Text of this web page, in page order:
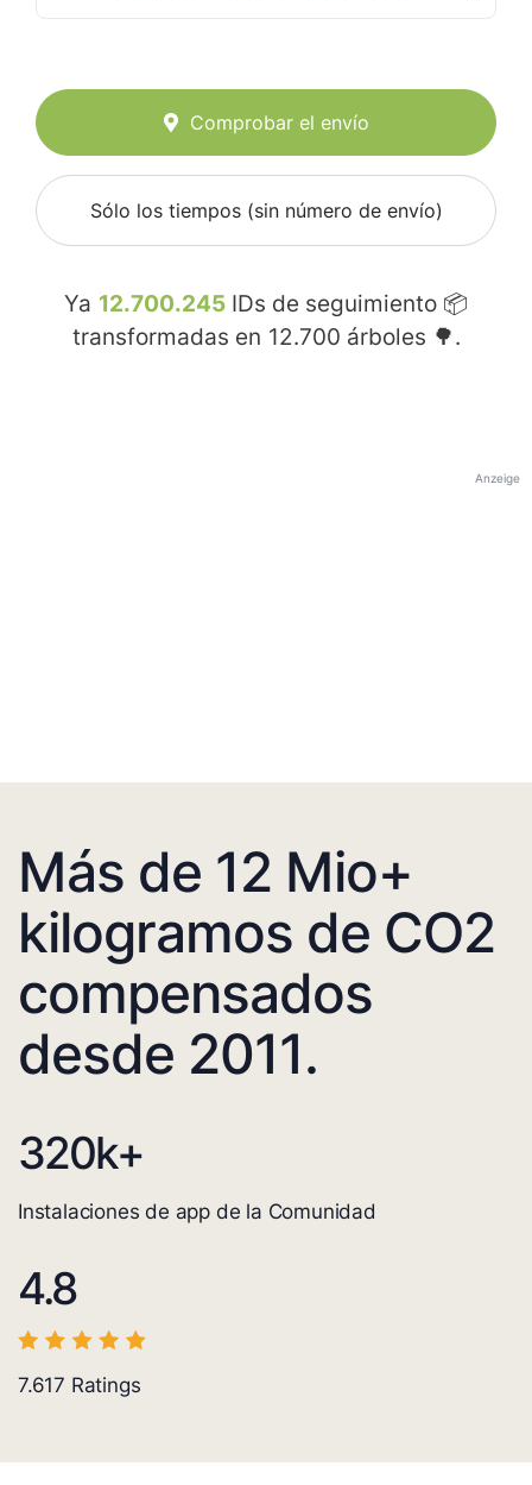
Comprobar el envío
Sólo los tiempos (sin número de envío)
Ya 12.700.245 IDs de seguimiento 📦
transformadas en 12.700 árboles 🌳.
Anzeige
Más de 12 Mio+
kilogramos de CO2
compensados
desde 2011.
320k+
Instalaciones de app de la Comunidad
4.8
7.617 Ratings